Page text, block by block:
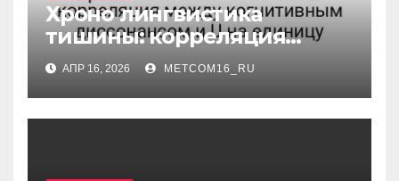
Хроно лингвистика
тишины: корреляция
между когнитивным
диссонансом и U на
единицу
АПР 16, 2026 METCOM16_RU